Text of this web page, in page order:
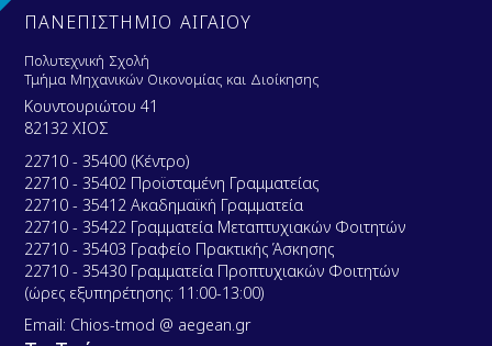
e
n
t
ΠΑΝΕΠΙΣΤΗΜΙΟ ΑΙΓΑΙΟΥ
Πολυτεχνική Σχολή
Τμήμα Μηχανικών Οικονομίας και Διοίκησης
Κουντουριώτου 41
82132 ΧΙΟΣ
22710 - 35400 (Κέντρο)
22710 - 35402 Προϊσταμένη Γραμματείας
22710 - 35412 Ακαδημαϊκή Γραμματεία
22710 - 35422 Γραμματεία Μεταπτυχιακών Φοιτητών
22710 - 35403 Γραφείο Πρακτικής Άσκησης
22710 - 35430 Γραμματεία Προπτυχιακών Φοιτητών
(ώρες εξυπηρέτησης: 11:00-13:00)
Email: Chios-tmod @ aegean.gr